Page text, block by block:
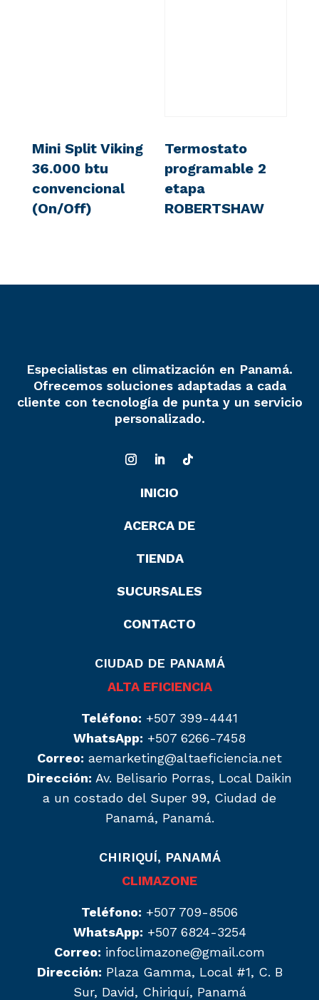
Mini Split Viking
36.000 btu
convencional
(On/Off)
Termostato
programable 2
etapa
ROBERTSHAW
Especialistas en climatización en Panamá.
Ofrecemos soluciones adaptadas a cada
cliente con tecnología de punta y un servicio
personalizado.
INICIO
ACERCA DE
TIENDA
SUCURSALES
CONTACTO
CIUDAD DE PANAMÁ
ALTA EFICIENCIA
Teléfono: +507 399-4441
WhatsApp: +507 6266-7458
Correo: aemarketing@altaeficiencia.net
Dirección: Av. Belisario Porras, Local Daikin
a un costado del Super 99, Ciudad de
Panamá, Panamá.
CHIRIQUÍ, PANAMÁ
CLIMAZONE
Teléfono: +507 709-8506
WhatsApp: +507 6824-3254
Correo: infoclimazone@gmail.com
Dirección: Plaza Gamma, Local #1, C. B
Sur, David, Chiriquí, Panamá